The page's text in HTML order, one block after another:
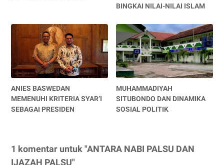
BINGKAI NILAI-NILAI ISLAM
ANIES BASWEDAN
MEMENUHI KRITERIA SYAR’I
SEBAGAI PRESIDEN
MUHAMMADIYAH
SITUBONDO DAN DINAMIKA
SOSIAL POLITIK
1 komentar untuk "ANTARA NABI PALSU DAN
IJAZAH PALSU"